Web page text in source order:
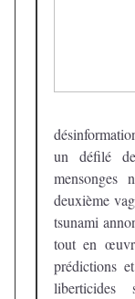
un défilé
mensonges
deuxième
tsunami
tout en
prédictions